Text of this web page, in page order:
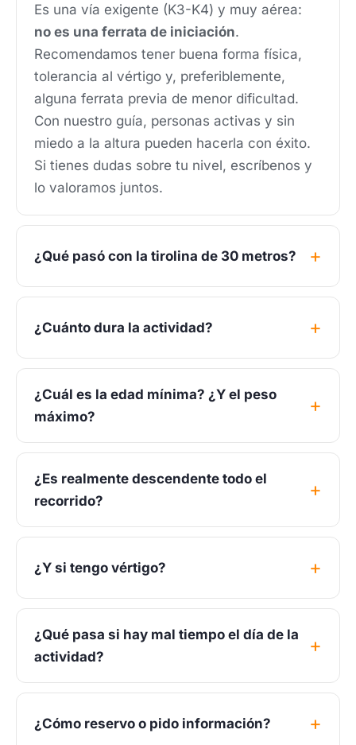
Es una vía exigente (K3-K4) y muy aérea:
no es una ferrata de iniciación.
Recomendamos tener buena forma física,
tolerancia al vértigo y, preferiblemente,
alguna ferrata previa de menor dificultad.
Con nuestro guía, personas activas y sin
miedo a la altura pueden hacerla con éxito.
Si tienes dudas sobre tu nivel, escríbenos y
lo valoramos juntos.
¿Qué pasó con la tirolina de 30 metros?
¿Cuánto dura la actividad?
¿Cuál es la edad mínima? ¿Y el peso
máximo?
¿Es realmente descendente todo el
recorrido?
¿Y si tengo vértigo?
¿Qué pasa si hay mal tiempo el día de la
actividad?
¿Cómo reservo o pido información?